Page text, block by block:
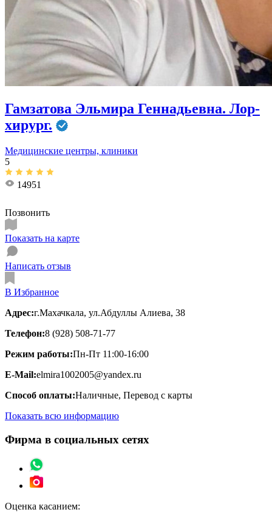
Гамзатова Эльмира Геннадьевна. Лор-
хирург.
Медицинские центры, клиники
5
14951
Позвонить
Показать на карте
Написать отзыв
В Избранное
Адрес:г.Махачкала, ул.Абдуллы Алиева, 38
Телефон:8 (928) 508-71-77
Режим работы:Пн-Пт 11:00-16:00
E-Mail:elmira1002005@yandex.ru
Способ оплаты:Наличные, Перевод с карты
Показать всю информацию
Фирма в социальных сетях
Оценка касанием: